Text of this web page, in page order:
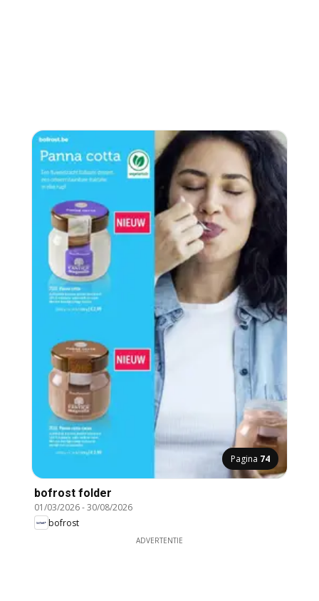
Pagina 74
bofrost folder
01/03/2026-30/08/2026
bofrost
ADVERTENTIE